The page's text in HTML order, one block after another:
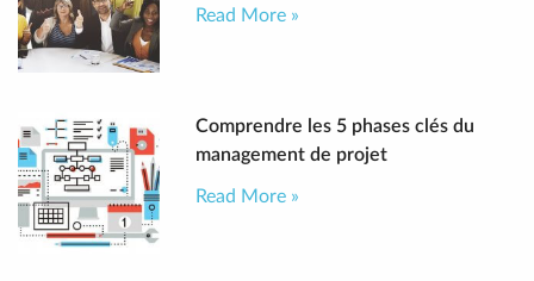
Read More »
Comprendre les 5 phases clés du
management de projet
Read More »